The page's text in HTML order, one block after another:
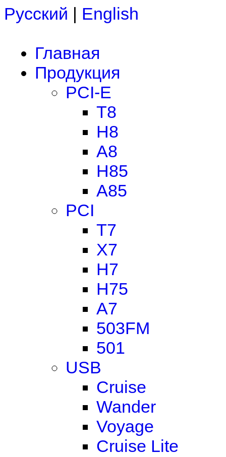
Русский | English
Главная
Продукция
PCI-E
T8
H8
A8
H85
A85
PCI
T7
X7
H7
H75
A7
503FM
501
USB
Cruise
Wander
Voyage
Cruise Lite